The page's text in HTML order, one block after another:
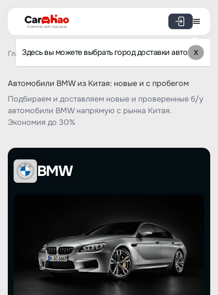
Агрегатор авто под заказ
Здесь вы можете выбрать город доставки авто X
Главная Список брендов BMW
Автомобили BMW из Китая: новые и с пробегом
Подбираем и доставляем новые и проверенные б/у
автомобили BMW напрямую с рынка Китая.
Экономия до 30%
BMW